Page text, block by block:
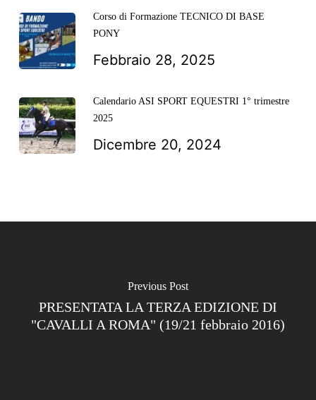
Corso di Formazione TECNICO DI BASE
PONY
Febbraio 28, 2025
Calendario ASI SPORT EQUESTRI 1° trimestre
2025
Dicembre 20, 2024
Previous Post
PRESENTATA LA TERZA EDIZIONE DI
"CAVALLI A ROMA" (19/21 febbraio 2016)